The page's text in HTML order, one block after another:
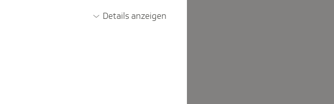
Details anzeigen